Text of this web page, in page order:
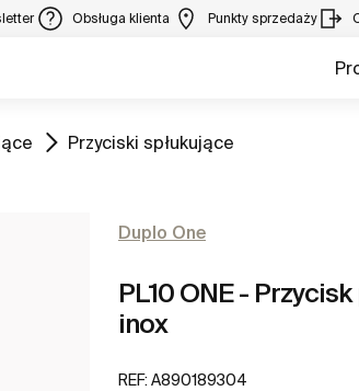
Obsługa klienta Punkty sprzedaży
Zobacz
Przyciski spłukujące
Duplo One
PL10 ONE -
inox
REF: A890189304